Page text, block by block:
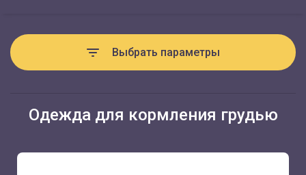
Выбрать параметры
Одежда для кормления грудью